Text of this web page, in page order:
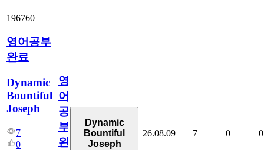
196760
영어공부
완료
Dynamic
Bountiful
Joseph
7
0
영
어
공
부
완
Dynamic
Bountiful
Joseph
26.08.09 7 0 0